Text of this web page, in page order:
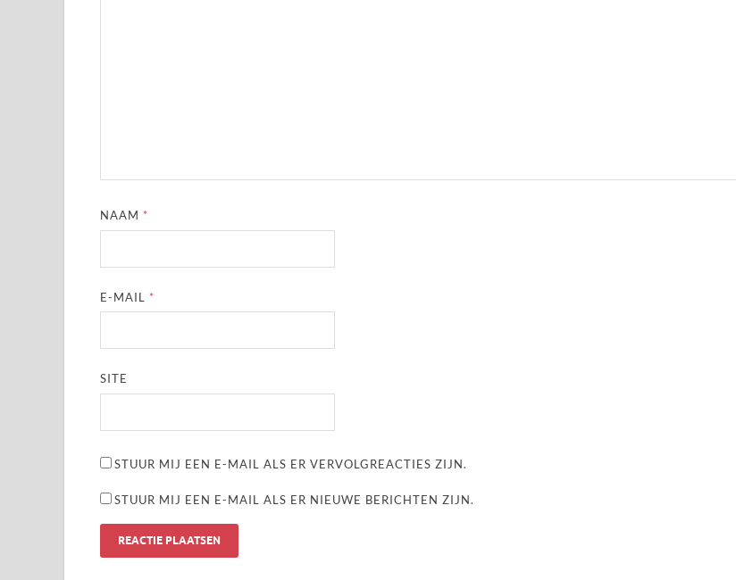
NAAM *
E-MAIL *
SITE
STUUR MIJ EEN E-MAIL ALS ER VERVOLGREACTIES ZIJN.
STUUR MIJ EEN E-MAIL ALS ER NIEUWE BERICHTEN ZIJN.